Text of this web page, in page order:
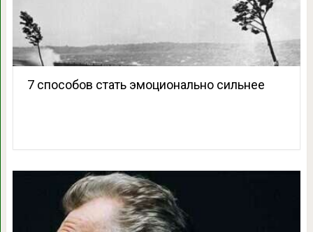
7 способов стать эмоционально сильнее